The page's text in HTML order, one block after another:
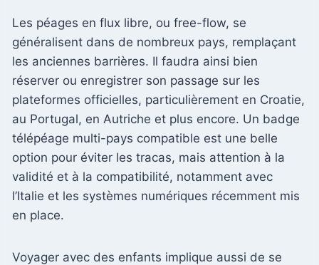
Les péages en flux libre, ou free-flow, se
généralisent dans de nombreux pays, remplaçant
les anciennes barrières. Il faudra ainsi bien
réserver ou enregistrer son passage sur les
plateformes officielles, particulièrement en Croatie,
au Portugal, en Autriche et plus encore. Un badge
télépéage multi-pays compatible est une belle
option pour éviter les tracas, mais attention à la
validité et à la compatibilité, notamment avec
l’Italie et les systèmes numériques récemment mis
en place.
Voyager avec des enfants implique aussi de se